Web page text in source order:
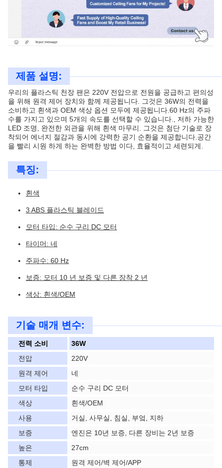
제품 설명:
우리의 플라스틱 천장 팬은 220V 전압으로 전원을 공급하고 편의성
을 위해 원격 제어 장치와 함께 제공됩니다. 그것은 36W의 전력을
소비하고 흰색과 OEM 색상 옵션 모두에 제공됩니다.60 Hz의 주파
수를 가지고 있으며 5개의 속도를 선택할 수 있습니다., 저하 가능한
LED 조명, 완전한 외관을 위해 흰색 마무리. 그것은 첨단 기술로 장
착되어 에너지 절감과 동시에 강력한 공기 순환을 제공합니다.공간
을 빨리 시원 하게 하는 완벽한 방법 이다, 효율적이고 세련되게.
특징:
흰색
3 ABS 플라스틱 블레이드
모터 타입: 순수 구리 DC 모터
타이머: 네
주파수: 60 Hz
보증: 모터 10 년 보증 및 다른 장착 2 년
색상: 흰색/OEM
기술 매개 변수:
전력 소비
36W
전압
220V
원격 제어
네
모터 타입
순수 구리 DC 모터
색상
흰색/OEM
사용
거실, 사무실, 침실, 부엌, 지하
보증
엔진은 10년 보증, 다른 장비는 2년 보증
높은
27cm
통제
원격 제어/벽 제어/APP